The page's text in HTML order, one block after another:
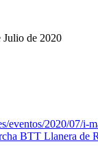
Julio de 2020
eventos/2020/07/i-
BTT Llanera de